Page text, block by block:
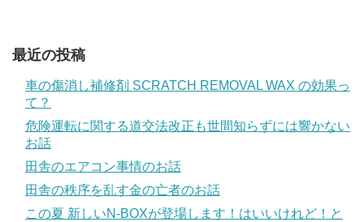
最近の投稿
車の傷消し補修剤 SCRATCH REMOVAL WAX の効果っ
て？
危険運転に関する道交法改正も世間知らずには響かない
お話
田舎のエアコン事情のお話
田舎の秩序を乱す金の亡者のお話
この夏 新しいN-BOXが登場します！はいいけれど！と